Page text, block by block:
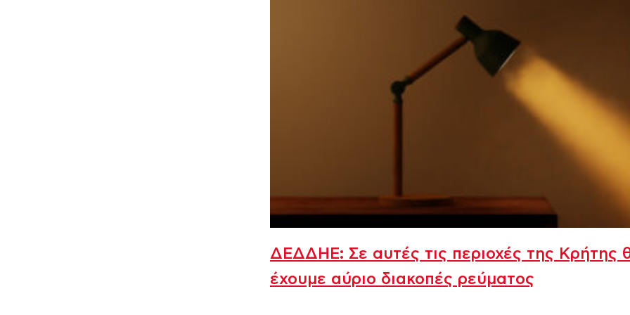
ΔΕΔΔΗΕ: Σε αυτές τις περιοχές της Κρήτης
έχουμε αύριο διακοπές ρεύματος